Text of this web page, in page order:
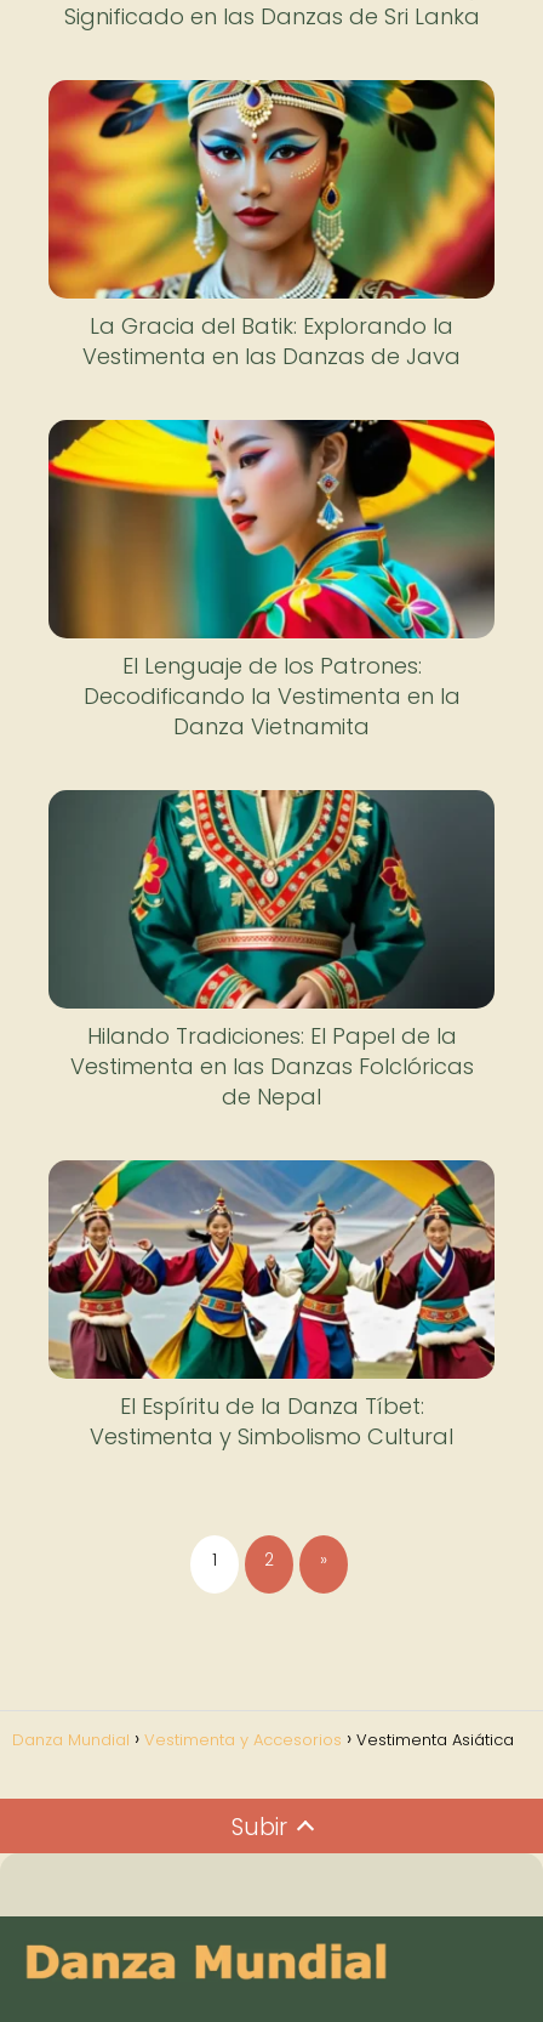
Significado en las Danzas de Sri Lanka
La Gracia del Batik: Explorando la
Vestimenta en las Danzas de Java
El Lenguaje de los Patrones:
Decodificando la Vestimenta en la
Danza Vietnamita
Hilando Tradiciones: El Papel de la
Vestimenta en las Danzas Folclóricas
de Nepal
El Espíritu de la Danza Tíbet:
Vestimenta y Simbolismo Cultural
1 2 »
Danza Mundial Vestimenta y Accesorios Vestimenta Asiática
Subir